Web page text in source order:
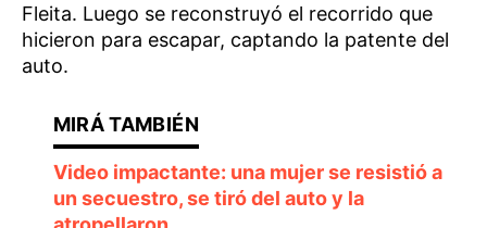
Fleita. Luego se reconstruyó el recorrido que
hicieron para escapar, captando la patente del
auto.
Video impactante: una mujer se resistió a
un secuestro, se tiró del auto y la